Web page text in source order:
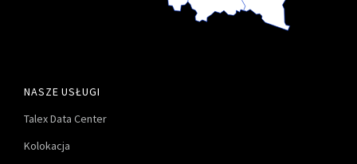
NASZE USŁUGI
Talex Data Center
Kolokacja